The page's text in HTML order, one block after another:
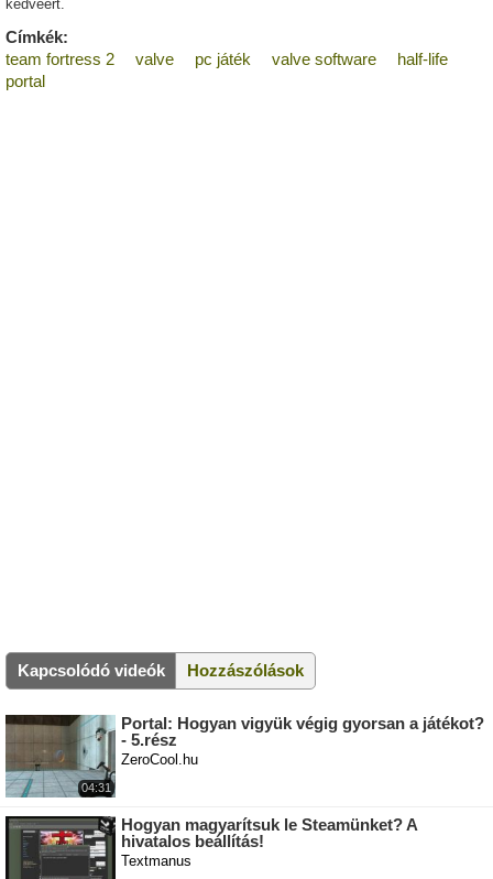
kedvéért.
Címkék:
team fortress 2
valve pc játék valve software
half-life
portal
Kapcsolódó videók Hozzászólások
04:31
Portal: Hogyan vigyük végig gyorsan a játékot?
- 5.rész
ZeroCool.hu
Hogyan magyarítsuk le Steamünket? A
hivatalos beállítás!
Textmanus